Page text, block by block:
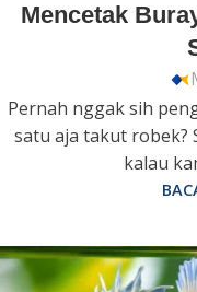
Mencetak
Pernah nggak sih
satu aja takut robek?
kalau